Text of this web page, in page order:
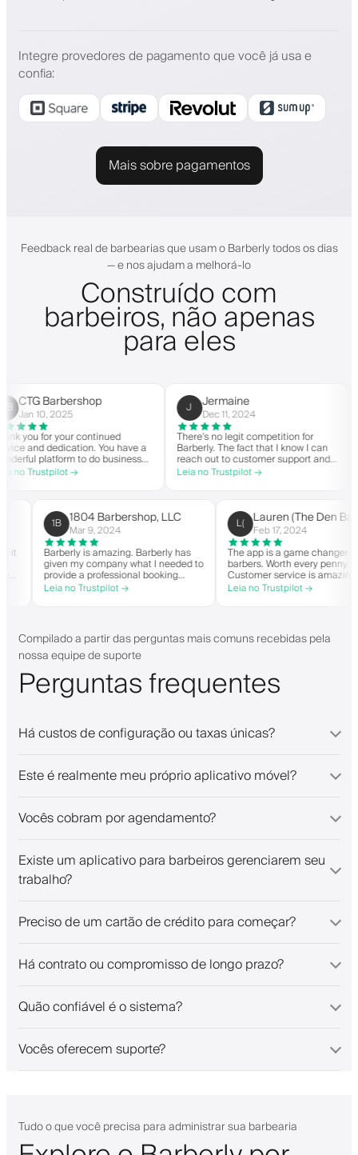
Integre provedores de pagamento que você já usa e
confia:
Mais sobre pagamentos
Feedback real de barbearias que usam o Barberly todos os dias
— e nos ajudam a melhorá-lo
Construído com
barbeiros, não apenas
para eles
CTG Barbershop
Jan 10, 2025
you for your continued
and dedication. You have a
platform to do business
spirit. Thank you from
Trustpilot →
Jermaine
Dec 11, 2024
There's no legit competition for
Barberly. The fact that I know I can
reach out to customer support and
actually get help is a major reason I
stay. Barberly provides a ton of
Leia no Trustpilot →
on
it
1B 1804 Barbershop, LLC
Mar 9, 2024
Barberly is amazing. Barberly has
given my company what I needed to
provide a professional booking
experience for my clients. Their
team has been exceptional,
Leia no Trustpilot →
L( Lauren (The
Feb 17, 2024
The app is a game
barbers. Worth every
Customer service is
helps with everything or
they need. Definitely
Leia no Trustpilot →
Compilado a partir das perguntas mais comuns recebidas pela
nossa equipe de suporte
Perguntas frequentes
Há custos de configuração ou taxas únicas?
Este é realmente meu próprio aplicativo móvel?
Vocês cobram por agendamento?
Existe um aplicativo para barbeiros gerenciarem seu
trabalho?
Preciso de um cartão de crédito para começar?
Há contrato ou compromisso de longo prazo?
Quão confiável é o sistema?
Vocês oferecem suporte?
Tudo o que você precisa para administrar sua barbearia